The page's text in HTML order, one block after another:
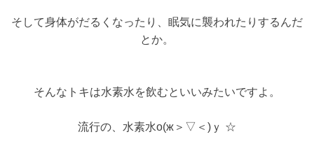
そして身体がだるくなったり、眠気に襲われたりするんだ
とか。
そんなトキは水素水を飲むといいみたいですよ。
流行の、水素水о(ж＞▽＜)ｙ ☆